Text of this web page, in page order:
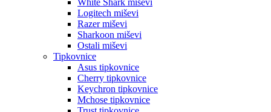
White Shark miševi
Logitech miševi
Razer miševi
Sharkoon miševi
Ostali miševi
Tipkovnice
Asus tipkovnice
Cherry tipkovnice
Keychron tipkovnice
Mchose tipkovnice